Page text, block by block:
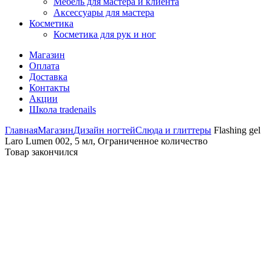
Аксессуары для мастера
Косметика
Косметика для рук и ног
Магазин
Оплата
Доставка
Контакты
Акции
Школа tradenails
ГлавнаяМагазинДизайн ногтейСлюда и глиттеры Flashing gel
Laro Lumen 002, 5 мл, Ограниченное количество
Товар закончился